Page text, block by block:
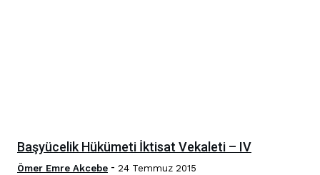
Başyücelik Hükümeti İktisat Vekaleti – IV
Ömer Emre Akcebe - 24 Temmuz 2015